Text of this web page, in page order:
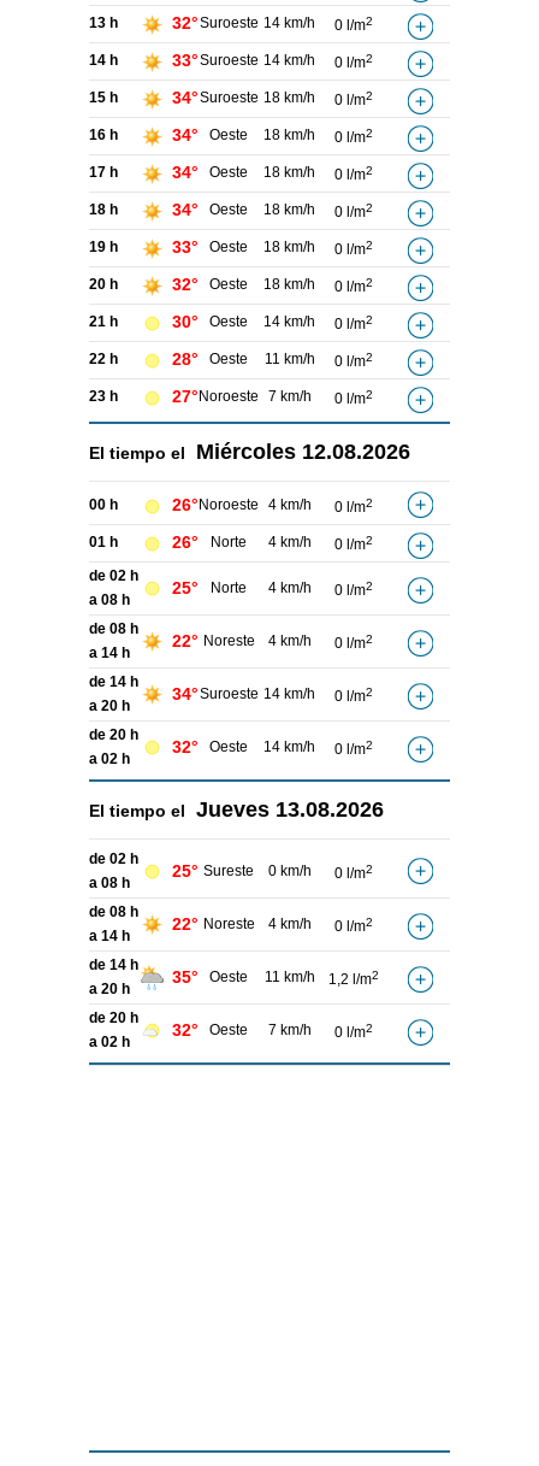
13 h 32°Suroeste 14 km/h 0 l/m2
14 h 33°Suroeste 14 km/h 0 l/m2
15 h 34°Suroeste 18 km/h 0 l/m2
16 h 34° Oeste 18 km/h 0 l/m2
17 h 34° Oeste 18 km/h 0 l/m2
18 h 34° Oeste 18 km/h 0 l/m2
19 h 33° Oeste 18 km/h 0 l/m2
20 h 32° Oeste 18 km/h 0 l/m2
21 h 30° Oeste 14 km/h 0 l/m2
22 h 28° Oeste 11 km/h 0 l/m2
23 h 27° Noroeste 7 km/h 0 l/m2
El tiempo el Miércoles 12.08.2026
00 h 26° Noroeste 4 km/h 0 l/m2
01 h 26° Norte 4 km/h 0 l/m2
de 02 h
a 08 h
25° Norte 4 km/h 0 l/m2
de 08 h
a 14 h
22° Noreste 4 km/h 0 l/m2
de 14 h
a 20 h
34°Suroeste 14 km/h 0 l/m2
de 20 h
a 02 h
32° Oeste 14 km/h 0 l/m2
El tiempo el Jueves 13.08.2026
de 02 h
a 08 h
25° Sureste 0 km/h 0 l/m2
de 08 h
a 14 h
22° Noreste 4 km/h 0 l/m2
de 14 h
a 20 h
35° Oeste 11 km/h 1,2 l/m2
de 20 h
a 02 h
32° Oeste 7 km/h 0 l/m2